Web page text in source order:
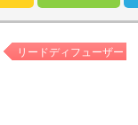
リードディフューザー